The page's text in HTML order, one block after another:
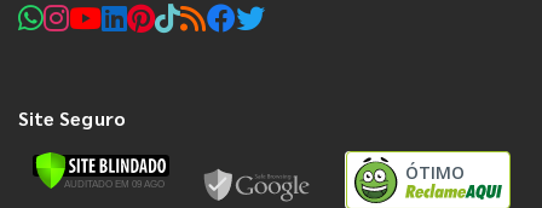
Site Seguro
ÓTIMO